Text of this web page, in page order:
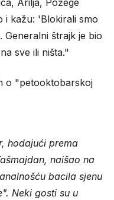
Arilja, Požege
i kažu: 'Blokirali smo
štrajk je bio
sve ili ništa."
o "petooktobarskoj
hodajući prema
naišao na
bacila sjenu
Neki gosti su u